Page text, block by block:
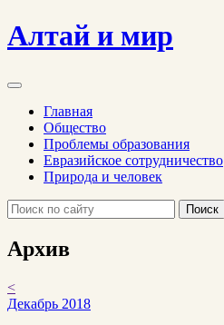
Алтай и мир
Главная
Общество
Проблемы образования
Евразийское сотрудничество
Природа и человек
Поиск
Архив
<
Декабрь 2018